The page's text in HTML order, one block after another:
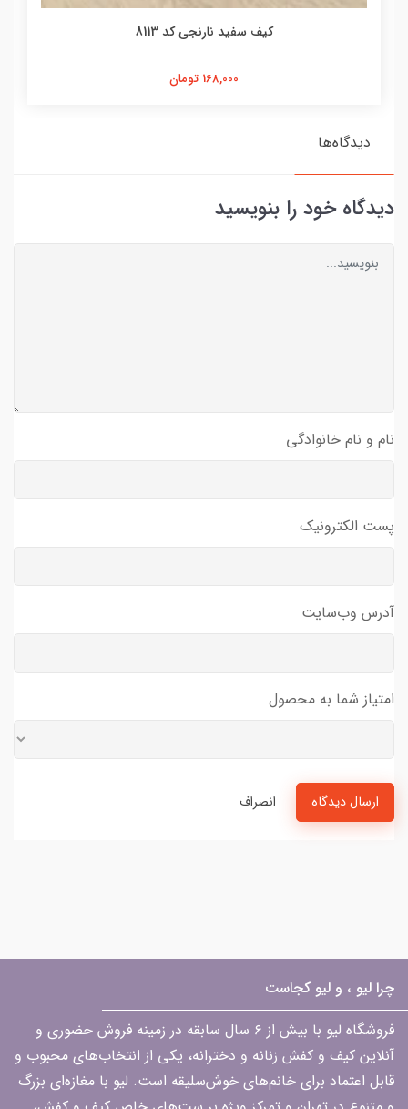
کیف سفید نارنجی کد 8113
168,000 تومان
دیدگاه‌ها
دیدگاه خود را بنویسید
نام و نام خانوادگی
پست الکترونیک
آدرس وب‌سایت
امتیاز شما به محصول
ارسال دیدگاه انصراف
چرا لیو ، و لیو کجاست
فروشگاه لیو با بیش از ۶ سال سابقه در زمینه فروش حضوری و
آنلاین کیف و کفش زنانه و دخترانه، یکی از انتخاب‌های محبوب و
قابل اعتماد برای خانم‌های خوش‌سلیقه است. لیو با مغازه‌ای بزرگ